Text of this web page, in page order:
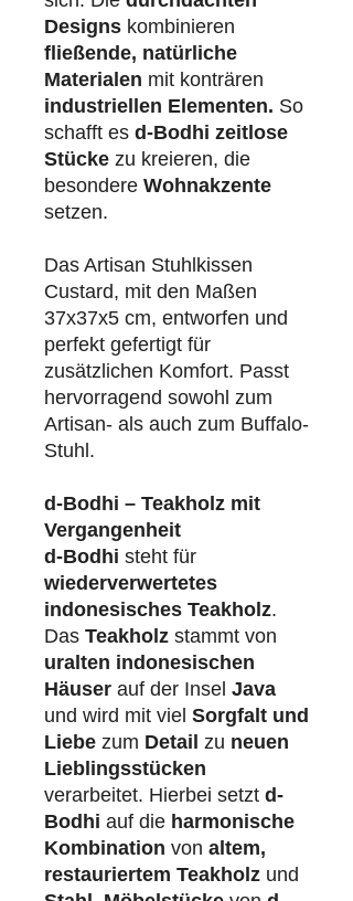
Designs kombinieren
fließende, natürliche
Materialen mit konträren
industriellen Elementen. So
schafft es d-Bodhi zeitlose
Stücke zu kreieren, die
besondere Wohnakzente
setzen.
Das Artisan Stuhlkissen
Custard, mit den Maßen
37x37x5 cm, entworfen und
perfekt gefertigt für
zusätzlichen Komfort. Passt
hervorragend sowohl zum
Artisan- als auch zum Buffalo-
Stuhl.
d-Bodhi – Teakholz mit
Vergangenheit
d-Bodhi steht für
wiederverwertetes
indonesisches Teakholz.
Das Teakholz stammt von
uralten indonesischen
Häuser auf der Insel Java
und wird mit viel Sorgfalt und
Liebe zum Detail zu neuen
Lieblingsstücken
verarbeitet. Hierbei setzt d-
Bodhi auf die harmonische
Kombination von altem,
restauriertem Teakholz und